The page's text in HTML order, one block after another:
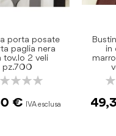
porta posate
paglia nera
tov.lo 2 veli
pz.700
€
in